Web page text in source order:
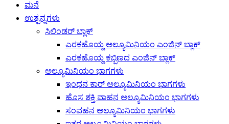
ಮನೆ
ಉತ್ಪನ್ನಗಳು
ಸಿಲಿಂಡರ್ ಬ್ಲಾಕ್
ಎರಕಹೊಯ್ದ ಅಲ್ಯೂಮಿನಿಯಂ ಎಂಜಿನ್ ಬ್ಲಾಕ್
ಎರಕಹೊಯ್ದ ಕಬ್ಬಿಣದ ಎಂಜಿನ್ ಬ್ಲಾಕ್
ಅಲ್ಯೂಮಿನಿಯಂ ಭಾಗಗಳು
ಇಂಧನ ಕಾರ್ ಅಲ್ಯೂಮಿನಿಯಂ ಭಾಗಗಳು
ಹೊಸ ಶಕ್ತಿ ವಾಹನ ಅಲ್ಯೂಮಿನಿಯಂ ಭಾಗಗಳು
ಸಂವಹನ ಅಲ್ಯೂಮಿನಿಯಂ ಭಾಗಗಳು